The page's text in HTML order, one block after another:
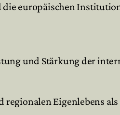
europäischen
und Stärkung der
Eigenlebens